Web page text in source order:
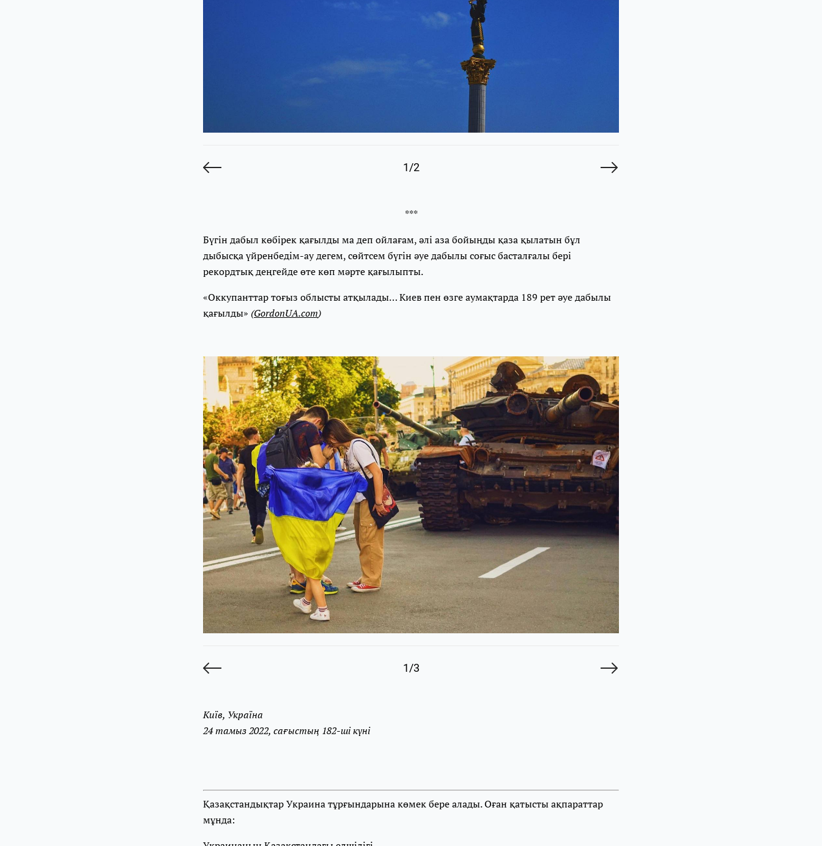
1/2
***
Бүгін дабыл көбірек қағылды ма деп ойлағам, әлі аза бойыңды қаза қылатын бұл
дыбысқа үйренбедім-ау дегем, сөйтсем бүгін әуе дабылы соғыс басталғалы бері
рекордтық деңгейде өте көп мәрте қағылыпты.
«Оккупанттар тоғыз облысты атқылады… Киев пен өзге аумақтарда 189 рет әуе дабылы
қағылды» (GordonUA.com)
1/3
Київ, Україна
24 тамыз 2022, сағыстың 182-ші күні
Қазақстандықтар Украина тұрғындарына көмек бере алады. Оған қатысты ақпараттар
мұнда: